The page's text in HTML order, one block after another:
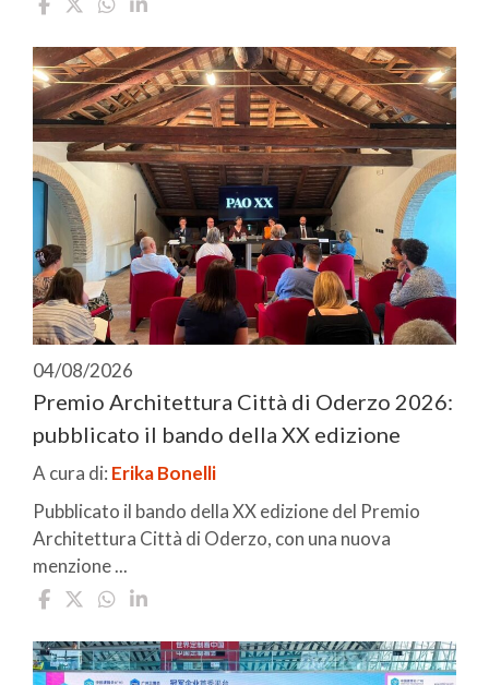
04/08/2026
Premio Architettura Città di Oderzo 2026:
pubblicato il bando della XX edizione
A cura di: Erika Bonelli
Pubblicato il bando della XX edizione del Premio
Architettura Città di Oderzo, con una nuova
menzione ...